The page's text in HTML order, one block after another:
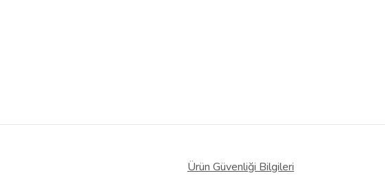
Ürün Güvenliği Bilgileri